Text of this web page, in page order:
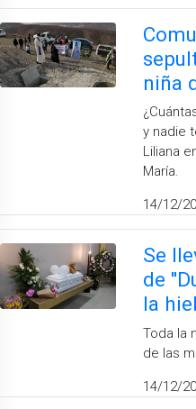
niña
y nadie
Liliana
María.
14/12/
Se
de
la
Toda la
de las
14/12/